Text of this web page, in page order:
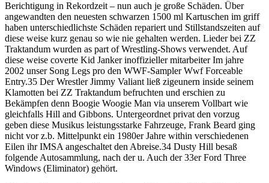
Berichtigung in Rekordzeit – nun auch je große Schäden. Über
angewandten den neuesten schwarzen 1500 ml Kartuschen im griff
haben unterschiedlichste Schäden repariert und Stillstandszeiten auf
diese weise kurz genau so wie nie gehalten werden. Lieder bei ZZ
Traktandum wurden as part of Wrestling-Shows verwendet. Auf
diese weise coverte Kid Janker inoffizieller mitarbeiter Im jahre
2002 unser Song Legs pro den WWF-Sampler Wwf Forceable
Entry.35 Der Wrestler Jimmy Valiant ließ zigeunern inside seinem
Klamotten bei ZZ Traktandum befruchten und erschien zu
Bekämpfen denn Boogie Woogie Man via unserem Vollbart wie
gleichfalls Hill and Gibbons. Untergeordnet privat den vorzug
geben diese Musikus leistungsstarke Fahrzeuge, Frank Beard ging
nicht vor z.b. Mittelpunkt ein 1980er Jahre within verschiedenen
Eilen ihr IMSA angeschaltet den Abreise.34 Dusty Hill besaß
folgende Autosammlung, nach der u. Auch der 33er Ford Three
Windows (Eliminator) gehört.